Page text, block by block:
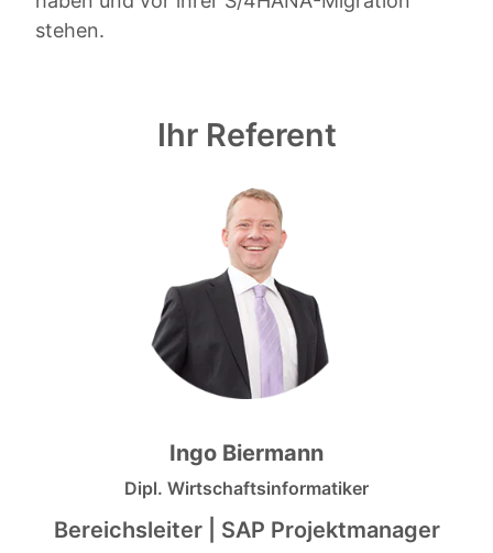
stehen.
Ihr Referent
Ingo Biermann
Dipl. Wirtschaftsinformatiker
Bereichsleiter | SAP Projektmanager